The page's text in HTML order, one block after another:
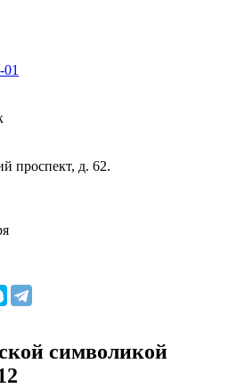
проспект, д. 62.
символикой